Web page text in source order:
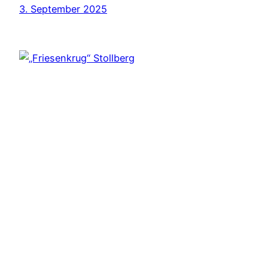
3. September 2025